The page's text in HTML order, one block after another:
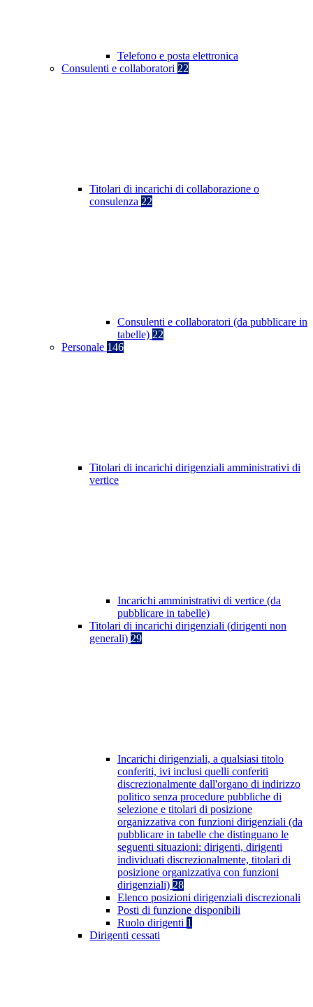
Telefono e posta elettronica
Consulenti e collaboratori 22
Titolari di incarichi di collaborazione o
consulenza 22
Consulenti e collaboratori (da pubblicare in
tabelle) 22
Personale 146
Titolari di incarichi dirigenziali amministrativi di
vertice
Incarichi amministrativi di vertice (da
pubblicare in tabelle)
Titolari di incarichi dirigenziali (dirigenti non
generali) 29
Incarichi dirigenziali, a qualsiasi titolo
conferiti, ivi inclusi quelli conferiti
discrezionalmente dall'organo di indirizzo
politico senza procedure pubbliche di
selezione e titolari di posizione
organizzativa con funzioni dirigenziali (da
pubblicare in tabelle che distinguano le
seguenti situazioni: dirigenti, dirigenti
individuati discrezionalmente, titolari di
posizione organizzativa con funzioni
dirigenziali) 28
Elenco posizioni dirigenziali discrezionali
Posti di funzione disponibili
Ruolo dirigenti 1
Dirigenti cessati